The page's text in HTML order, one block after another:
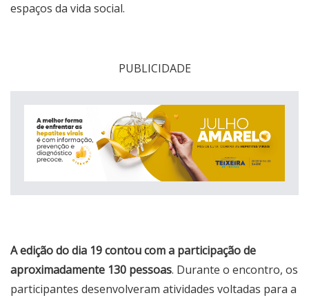
espaços da vida social.
PUBLICIDADE
A edição do dia 19 contou com a participação de
aproximadamente 130 pessoas. Durante o encontro, os
participantes desenvolveram atividades voltadas para a